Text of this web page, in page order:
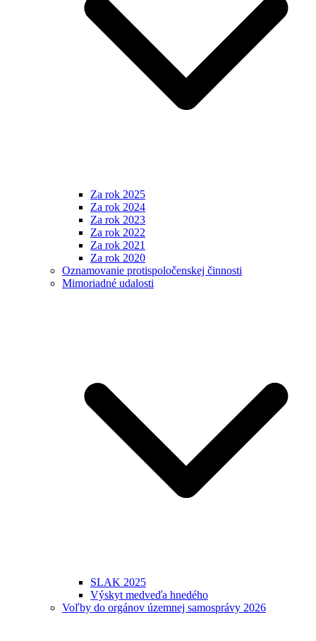
Za rok 2025
Za rok 2024
Za rok 2023
Za rok 2022
Za rok 2021
Za rok 2020
Oznamovanie protispoločenskej činnosti
Mimoriadné udalosti
SLAK 2025
Výskyt medveďa hnedého
Voľby do orgánov územnej samosprávy 2026